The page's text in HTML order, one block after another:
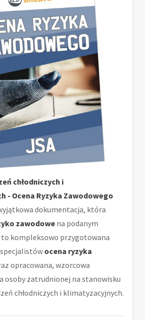
chłodniczych i
- Ocena Ryzyka Zawodowego
dokumentacja, która
zawodowe na podanym
kompleksowo przygotowana
ocena ryzyka
opracowana, wzorcowa
osoby zatrudnionej na stanowisku
chłodniczych i klimatyzacyjnych.